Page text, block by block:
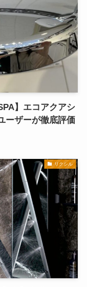
】エコアクアシ
ーザーが徹底評価
リクシル